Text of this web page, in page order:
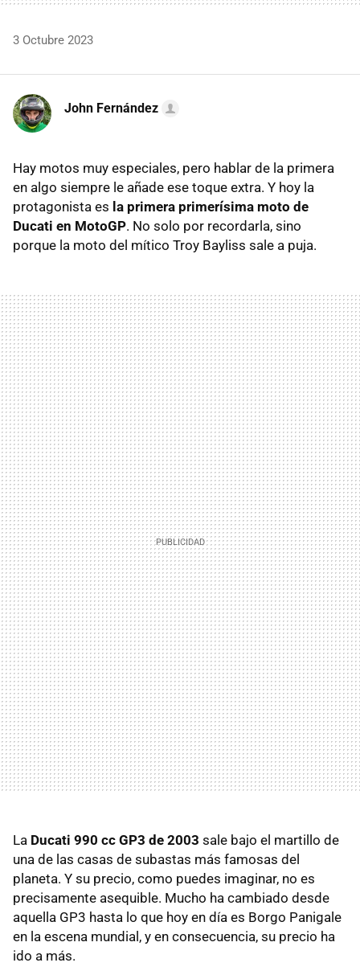
3 Octubre 2023
John Fernández
Hay motos muy especiales, pero hablar de la primera
en algo siempre le añade ese toque extra. Y hoy la
protagonista es la primera primerísima moto de
Ducati en MotoGP. No solo por recordarla, sino
porque la moto del mítico Troy Bayliss sale a puja.
La Ducati 990 cc GP3 de 2003 sale bajo el martillo de
una de las casas de subastas más famosas del
planeta. Y su precio, como puedes imaginar, no es
precisamente asequible. Mucho ha cambiado desde
aquella GP3 hasta lo que hoy en día es Borgo Panigale
en la escena mundial, y en consecuencia, su precio ha
ido a más.